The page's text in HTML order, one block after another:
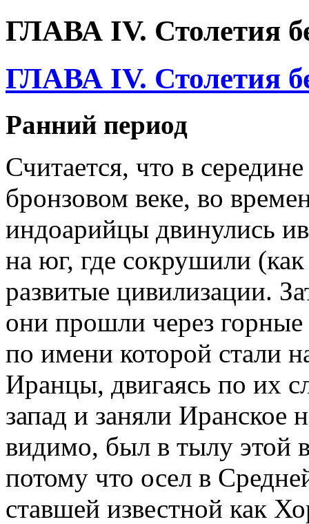
ГЛАВА IV. Столетия
ГЛАВА IV. Столетия
Ранний период
Считается, что в
бронзовом веке, во
индоарийцы двинулись
на юг, где сокрушили
развитые цивилизации.
они прошли через горные
по имени которой стали
Иранцы, двигаясь по их
запад и заняли Иранское
видимо, был в тылу этой
потому что осел в
ставшей известной как